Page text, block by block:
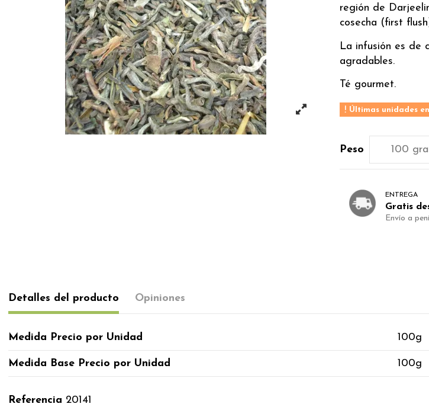
región de
cosecha (first
La infusión es de
agradables.
Té gourmet.
Últimas unidades
Peso
ENTREGA
Gratis
Envío a
Detalles del producto Opiniones
Medida Precio por Unidad 100g
Medida Base Precio por Unidad 100g
Referencia 20141